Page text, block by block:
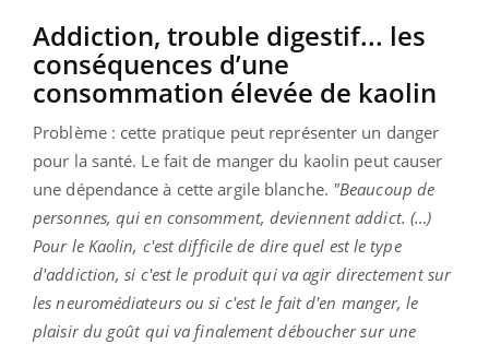
Addiction, trouble digestif... les
conséquences d’une
consommation élevée de kaolin
Problème : cette pratique peut représenter un danger
pour la santé. Le fait de manger du kaolin peut causer
une dépendance à cette argile blanche. "Beaucoup de
personnes, qui en consomment, deviennent addict. (…)
Pour le Kaolin, c'est difficile de dire quel est le type
d'addiction, si c'est le produit qui va agir directement sur
les neuromédiateurs ou si c'est le fait d'en manger, le
plaisir du goût qui va finalement déboucher sur une